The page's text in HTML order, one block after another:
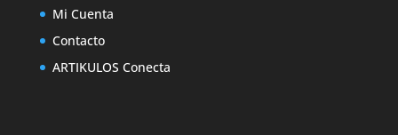
Mi Cuenta
Contacto
ARTIKULOS Conecta